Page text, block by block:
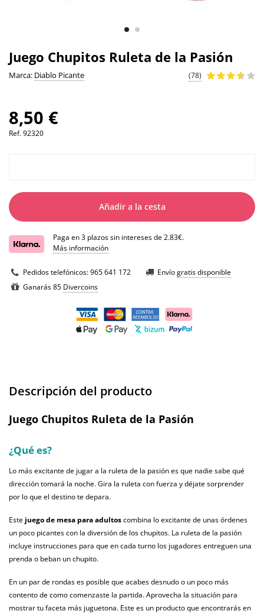
Juego Chupitos Ruleta de la Pasión
Marca: Diablo Picante (78)
8,50 €
Ref.92320
Añadir a la cesta
Paga en 3 plazos sin intereses de 2.83€.
Más información
Pedidos telefónicos:965 641 172 Envíogratis disponible
Ganarás 85 Divercoins
Descripción del producto
Juego Chupitos Ruleta de la Pasión
¿Qué es?
Lo más excitante de jugar a la ruleta de la pasión es que nadie sabe qué
dirección tomará la noche. Gira la ruleta con fuerza y déjate sorprender
por lo que el destino te depara.
Este juego de mesa para adultoscombina lo excitante de unas órdenes
un poco picantescon la diversión de los chupitos. La ruleta de la pasión
incluye instrucciones para que en cada turno los jugadores entreguen una
prenda o beban un chupito.
En un par de rondas es posible que acabes desnudo o un poco más
contento de como comenzaste la partida. Aprovecha la situación para
mostrar tu faceta más juguetona. Este es un producto que encontrarás en